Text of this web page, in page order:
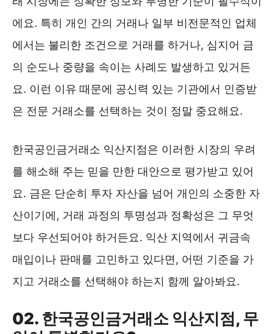
에요. 특히 개인 간의 거래나 일부 비전문적인 업체
에서는 불리한 조건으로 거래를 하거나, 심지어 금
의 순도나 중량을 속이는 사례도 발생하고 있거든
요. 이런 이유 때문에 공신력 있는 기관에서 인증받
은 전문 거래소를 선택하는 것이 정말 중요해요.
한국공인금거래소 익산지점은 이러한 시장의 우려
를 해소해 주는 믿을 만한 대안으로 평가받고 있어
요. 금은 단순히 투자 자산을 넘어 개인의 소중한 자
산이기에, 거래 과정의 투명성과 정확성은 그 무엇
보다 우선되어야 하거든요. 익산 지역에서 귀금속
매입이나 판매를 고민하고 있다면, 어떤 기준을 가
지고 거래소를 선택해야 하는지 함께 알아봐요.
02. 한국공인금거래소 익산지점, 무